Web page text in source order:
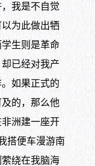
我是不自觉
为此做出牺
生则是革命
已经对我产
如果正式的
的，那么他
洲建一座开
搭便车漫游南
绕在我脑海